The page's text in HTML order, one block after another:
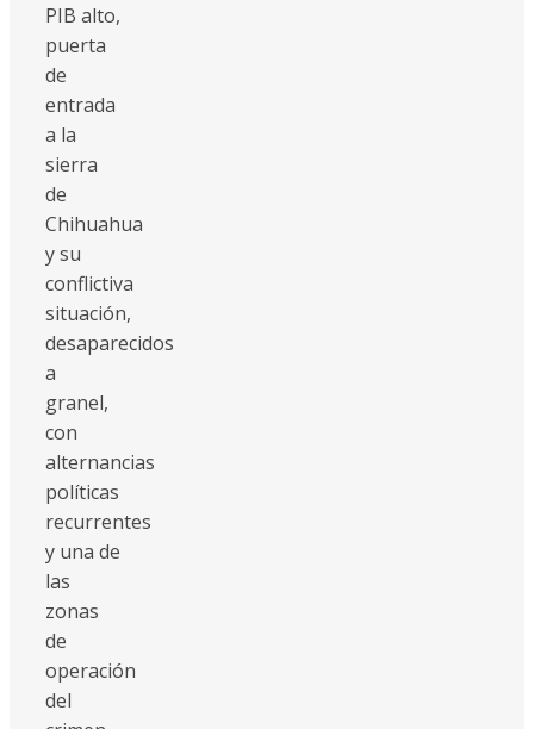
PIB alto,
puerta
de
entrada
a la
sierra
de
Chihuahua
y su
conflictiva
situación,
desaparecidos
a
granel,
con
alternancias
políticas
recurrentes
y una de
las
zonas
de
operación
del